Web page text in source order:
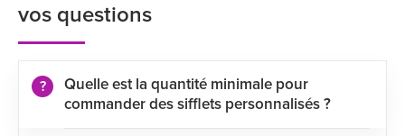
vos questions
Quelle est la quantité minimale pour
commander des sifflets personnalisés ?